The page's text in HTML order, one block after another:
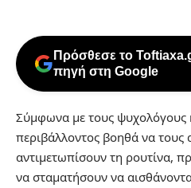
Πρόσθεσε το
πηγή στη Google
Σύμφωνα με τους ψυχολόγους
περιβάλλοντος βοηθά να
αντιμετωπίσουν τη ρουτίνα,
να σταματήσουν να